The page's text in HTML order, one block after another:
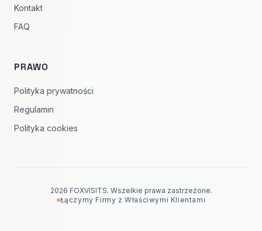
Kontakt
FAQ
PRAWO
Polityka prywatności
Regulamin
Polityka cookies
2026 FOXVISITS. Wszelkie prawa zastrzeżone.
Łączymy Firmy z Właściwymi Klientami